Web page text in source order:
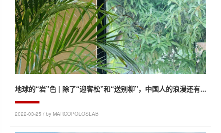
地球的“岩”色 | 除了“迎客松”和“送别柳”，中国人的浪漫还有...
2022-03-25 / by MARCOPOLOSLAB